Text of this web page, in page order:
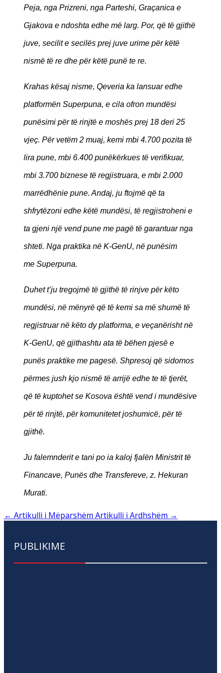
Peja, nga Prizreni, nga Parteshi, Graçanica e
Gjakova e ndoshta edhe më larg. Por, që të gjithë
juve, secilit e secilës prej juve urime për këtë
nismë të re dhe për këtë punë te re.
Krahas kësaj nisme, Qeveria ka lansuar edhe
platformën Superpuna, e cila ofron mundësi
punësimi për të rinjtë e moshës prej 18 deri 25
vjeç. Për vetëm 2 muaj, kemi mbi 4.700 pozita të
lira pune, mbi 6.400 punëkërkues të verifikuar,
mbi 3.700 biznese të regjistruara, e mbi 2.000
marrëdhënie pune. Andaj, ju ftojmë që ta
shfrytëzoni edhe këtë mundësi, të regjistroheni e
ta gjeni një vend pune me pagë të garantuar nga
shteti. Nga praktika në K-GenU, në punësim
me Superpuna.
Duhet t’ju tregojmë të gjithë të rinjve për këto
mundësi, në mënyrë që të kemi sa më shumë të
regjistruar në këto dy platforma, e veçanërisht në
K-GenU, që gjithashtu ata të bëhen pjesë e
punës praktike me pagesë. Shpresoj që sidomos
përmes jush kjo nismë të arrijë edhe te të tjerët,
që të kuptohet se Kosova është vend i mundësive
për të rinjtë, për komunitetet joshumicë, për të
gjithë.
Ju falemnderit e tani po ia kaloj fjalën Ministrit të
Financave, Punës dhe Transfereve, z. Hekuran
Murati.
← Artikulli i Mëparshëm Artikulli i Ardhshëm →
PUBLIKIME